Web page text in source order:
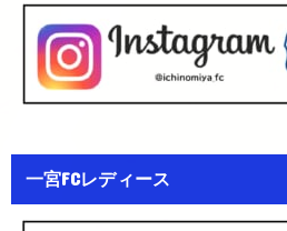
一宮FCレディース